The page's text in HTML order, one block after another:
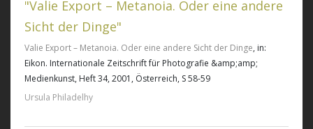
"Valie Export – Metanoia. Oder eine andere
Sicht der Dinge"
Valie Export – Metanoia. Oder eine andere Sicht der Dinge, in:
Eikon. Internationale Zeitschrift für Photografie &amp;amp;
Medienkunst, Heft 34, 2001, Österreich, S 58-59
Ursula Philadelhy